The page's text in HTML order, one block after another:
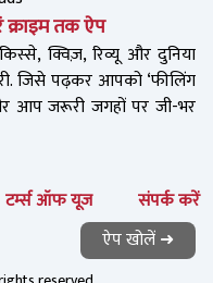
तक ऐप
क्विज़, रिव्यू और दुनिया
जिसे पढ़कर आपको ‘फीलिंग
आप जरूरी जगहों पर जी-भर
टर्म्स ऑफ यूज संपर्क करें
ऐप खोलें ➜